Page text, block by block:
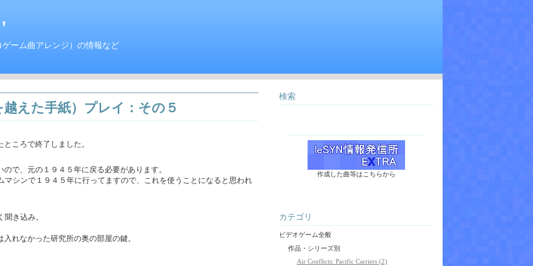
ーム曲アレンジ）の情報など
えた手紙）プレイ：その５
ころで終了しました。
で、元の１９４５年に戻る必要があります。
シンで１９４５年に行ってますので、これを使うことになると思われ
き込み。
れなかった研究所の奥の部屋の鍵。
検索
作成した曲等はこちらから
カテゴリ
ビデオゲーム全般
作品・シリーズ別
Air Conflicts: Pacific Carriers (2)